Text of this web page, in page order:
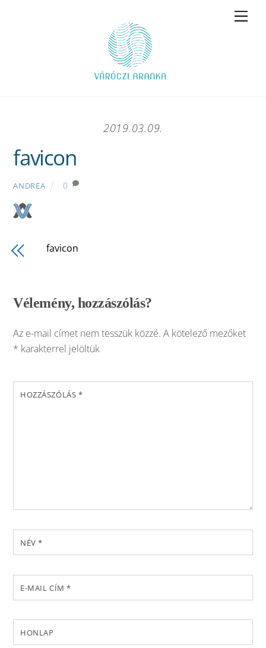
2019.03.09.
favicon
ANDREA 0
favicon
Vélemény, hozzászólás?
Az e-mail címet nem tesszük közzé. A kötelező mezőket
* karakterrel jelöltük
HOZZÁSZÓLÁS *
NÉV*
E-MAIL CÍM*
HONLAP